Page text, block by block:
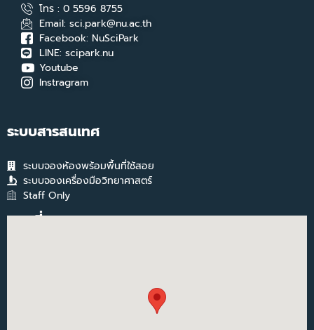
โทร : 0 5596 8755
Email: sci.park@nu.ac.th
Facebook: NuSciPark
LINE: scipark.nu
Youtube
Instragram
ระบบสารสนเทศ
ระบบจองห้องพร้อมพื้นที่ใช้สอย
ระบบจองเครื่องมือวิทยาศาสตร์
Staff Only
แผนที่